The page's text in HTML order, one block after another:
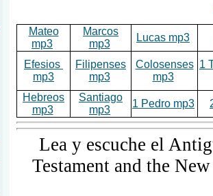
Mateo
mp3
Marcos
mp3
Lucas mp3
Efesios
mp3
Filipenses
mp3
Colosenses
mp3
1
Hebreos
mp3
Santiago
mp3
1 Pedro mp3
Lea y escuche el
Testament and the